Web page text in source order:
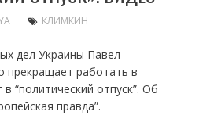
КЛИМКИН
дел Украины Павел
прекращает работать в
“политический отпуск”. Об
правда”.